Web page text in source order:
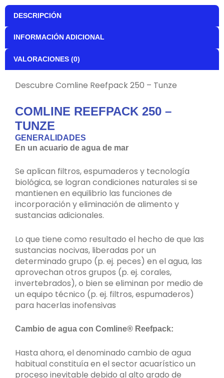
DESCRIPCIÓN
INFORMACIÓN ADICIONAL
VALORACIONES (0)
Descubre Comline Reefpack 250 – Tunze
COMLINE REEFPACK 250 –
TUNZE
GENERALIDADES
En un acuario de agua de mar
Se aplican filtros, espumaderos y tecnología
biológica, se logran condiciones naturales si se
mantienen en equilibrio las funciones de
incorporación y eliminación de alimento y
sustancias adicionales.
Lo que tiene como resultado el hecho de que las
sustancias nocivas, liberadas por un
determinado grupo (p. ej. peces) en el agua, las
aprovechan otros grupos (p. ej. corales,
invertebrados), o bien se eliminan por medio de
un equipo técnico (p. ej. filtros, espumaderos)
para hacerlas inofensivas
Cambio de agua con Comline® Reefpack:
Hasta ahora, el denominado cambio de agua
habitual constituía en el sector acuarístico un
proceso inevitable debido al alto grado de